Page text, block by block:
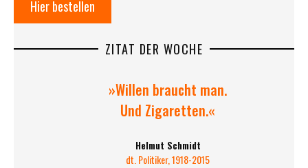
Hier bestellen
ZITAT DER WOCHE
»Willen braucht man.
Und Zigaretten.«
Helmut Schmidt
dt. Politiker, 1918-2015